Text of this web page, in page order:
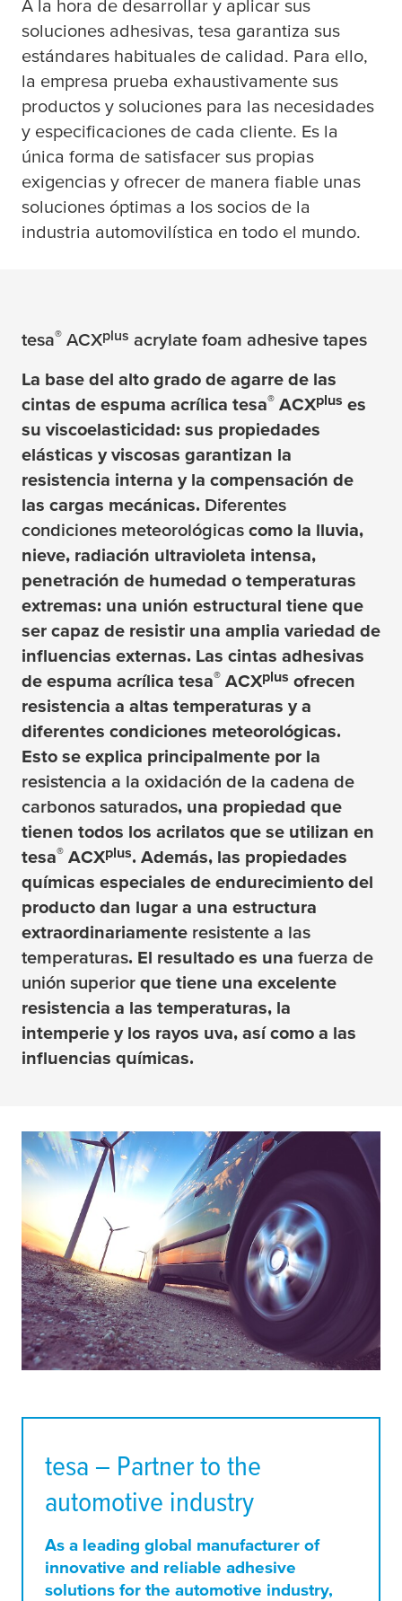
A la hora de desarrollar y aplicar sus
soluciones adhesivas, tesa garantiza sus
estándares habituales de calidad. Para ello,
la empresa prueba exhaustivamente sus
productos y soluciones para las necesidades
y especificaciones de cada cliente. Es la
única forma de satisfacer sus propias
exigencias y ofrecer de manera fiable unas
soluciones óptimas a los socios de la
industria automovilística en todo el mundo.
tesa® ACXplus acrylate foam adhesive tapes
La base del alto grado de agarre de las
cintas de espuma acrílica tesa® ACXplus es
su viscoelasticidad: sus propiedades
elásticas y viscosas garantizan la
resistencia interna y la compensación de
las cargas mecánicas. Diferentes
condiciones meteorológicas como la lluvia,
nieve, radiación ultravioleta intensa,
penetración de humedad o temperaturas
extremas: una unión estructural tiene que
ser capaz de resistir una amplia variedad de
influencias externas. Las cintas adhesivas
de espuma acrílica tesa® ACXplus ofrecen
resistencia a altas temperaturas y a
diferentes condiciones meteorológicas.
Esto se explica principalmente por la
resistencia a la oxidación de la cadena de
carbonos saturados, una propiedad que
tienen todos los acrilatos que se utilizan en
tesa® ACXplus. Además, las propiedades
químicas especiales de endurecimiento del
producto dan lugar a una estructura
extraordinariamente resistente a las
temperaturas. El resultado es una fuerza de
unión superior que tiene una excelente
resistencia a las temperaturas, la
intemperie y los rayos uva, así como a las
influencias químicas.
tesa – Partner to the
automotive industry
As a leading global manufacturer of
innovative and reliable adhesive
solutions for the automotive industry,